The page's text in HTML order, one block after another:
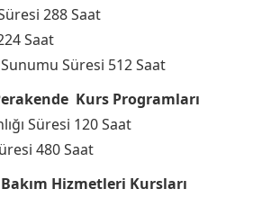
288 Saat
Saat
Sunumu Süresi 512 Saat
Kurs Programları
Süresi 120 Saat
480 Saat
Hizmetleri Kursları